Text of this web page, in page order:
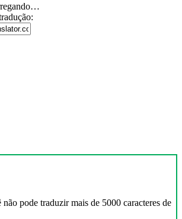
pode traduzir mais de 5000 caracteres de